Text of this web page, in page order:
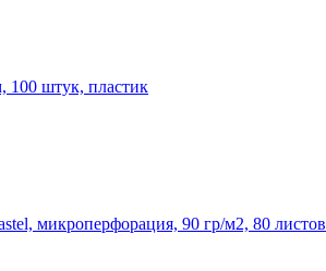
100 штук, пластик
микроперфорация, 90 гр/м2, 80 листов